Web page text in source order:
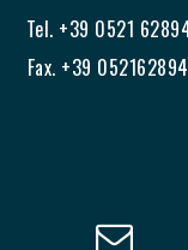
Tel. +39 0521
Fax. +39